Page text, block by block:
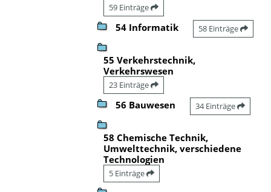
59 Einträge
54 Informatik 58 Einträge
55 Verkehrstechnik,
Verkehrswesen
23 Einträge
56 Bauwesen 34 Einträge
58 Chemische Technik,
Umwelttechnik, verschiedene
Technologien
5 Einträge